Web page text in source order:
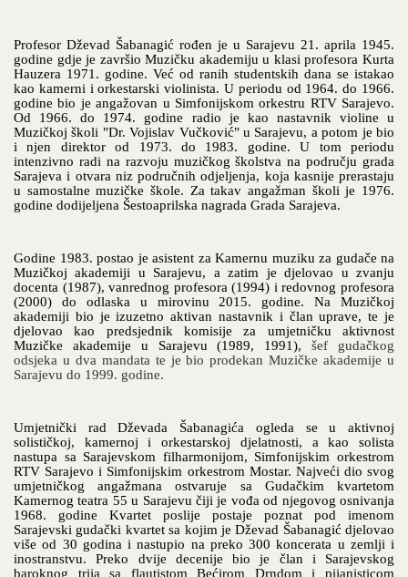
Profesor Dževad Šabanagić rođen je u Sarajevu 21. aprila 1945.
godine gdje je završioMuzičku akademiju u klasi profesora Kurta
Hauzera 1971. godine. Već od ranih studentskih dana se istakao
kao kamerni i orkestarski violinista. U periodu od 1964. do 1966.
godine bio je angažovan u Simfonijskom orkestru RTV Sarajevo.
Od 1966. do 1974. godine radio je kao nastavnik violine u
Muzičkoj školi "Dr. Vojislav Vučković" u Sarajevu, a potom je bio
i njen direktor od 1973. do 1983. godine. U tom periodu
intenzivno radi na razvoju muzičkog školstva na području grada
Sarajeva i otvara niz područnih odjeljenja, koja kasnije prerastaju
u samostalne muzičke škole. Za takav angažman školi je 1976.
godine dodijeljena Šestoaprilska nagrada Grada Sarajeva.
Godine 1983. postao je asistent za Kamernu muziku za gudače na
Muzičkoj akademiji u Sarajevu, a zatim je djelovao u zvanju
docenta (1987), vanrednog profesora (1994) i redovnog profesora
(2000) do odlaska u mirovinu 2015. godine. Na Muzičkoj
akademiji bio je izuzetno aktivan nastavnik i član uprave, te je
djelovao kao predsjednik komisije za umjetničku aktivnost
Muzičke akademije u Sarajevu (1989, 1991),šef gudačkog
odsjeka u dva mandata te je bio prodekan Muzičke akademije u
Sarajevu do 1999. godine.
Umjetnički rad Dževada Šabanagića ogleda se u aktivnoj
solističkoj, kamernoj i orkestarskoj djelatnosti, a kao solista
nastupa sa Sarajevskom filharmonijom, Simfonijskim orkestrom
RTV Sarajevo i Simfonijskim orkestrom Mostar. Najveći dio svog
umjetničkog angažmana ostvaruje sa Gudačkim kvartetom
Kamernog teatra 55 u Sarajevu čiji je vođa od njegovog osnivanja
1968. godine Kvartet poslije postaje poznat pod imenom
Sarajevski gudački kvartet sa kojim jeDževad Šabanagić djelovao
više od 30 godina i nastupio na preko 300 koncerata u zemlji i
inostranstvu. Preko dvije decenije bio je član i Sarajevskog
baroknog trija sa flautistom Bećirom Drndom i pijanisticom